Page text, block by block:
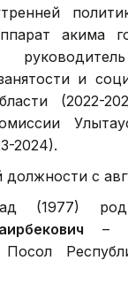
акима
и
(2022-
2024).
с
(1977)
–